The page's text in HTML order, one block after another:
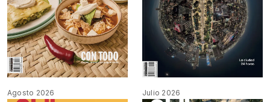
Agosto 2026 Julio 2026